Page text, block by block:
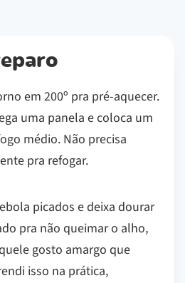
em 200º pra pré-aquecer.
uma panela e coloca um
médio. Não precisa
pra refogar.
picados e deixa dourar
pra não queimar o alho,
gosto amargo que
isso na prática,